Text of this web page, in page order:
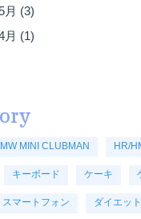
月 (3)
月 (1)
MINI CLUBMAN HR/
キーボード ケーキ
スマートフォン ダイエット